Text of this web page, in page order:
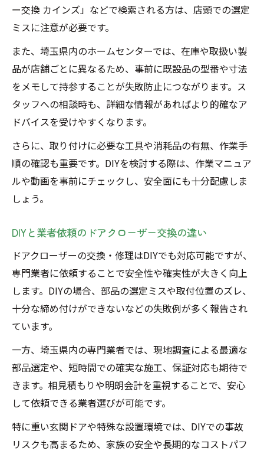
ー交換 カインズ」などで検索される方は、店頭での選定
ミスに注意が必要です。
また、埼玉県内のホームセンターでは、在庫や取扱い製
品が店舗ごとに異なるため、事前に既設品の型番や寸法
をメモして持参することが失敗防止につながります。ス
タッフへの相談時も、詳細な情報があればより的確なア
ドバイスを受けやすくなります。
さらに、取り付けに必要な工具や消耗品の有無、作業手
順の確認も重要です。DIYを検討する際は、作業マニュア
ルや動画を事前にチェックし、安全面にも十分配慮しま
しょう。
DIYと業者依頼のドアクローザー交換の違い
ドアクローザーの交換・修理はDIYでも対応可能ですが、
専門業者に依頼することで安全性や確実性が大きく向上
します。DIYの場合、部品の選定ミスや取付位置のズレ、
十分な締め付けができないなどの失敗例が多く報告され
ています。
一方、埼玉県内の専門業者では、現地調査による最適な
部品選定や、短時間での確実な施工、保証対応も期待で
きます。相見積もりや明朗会計を重視することで、安心
して依頼できる業者選びが可能です。
特に重い玄関ドアや特殊な設置環境では、DIYでの事故
リスクも高まるため、家族の安全や長期的なコストパフ